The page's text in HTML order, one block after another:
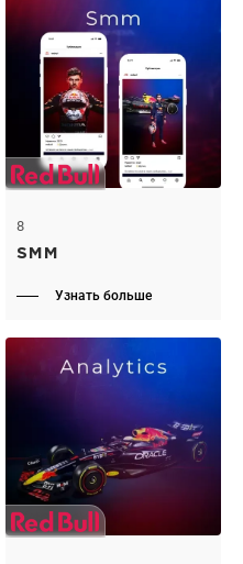
8
SMM
Узнать больше